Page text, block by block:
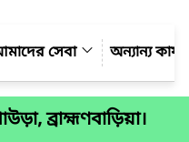
সেবা অন্যান্য
ব্রাহ্মণবাড়িয়া।